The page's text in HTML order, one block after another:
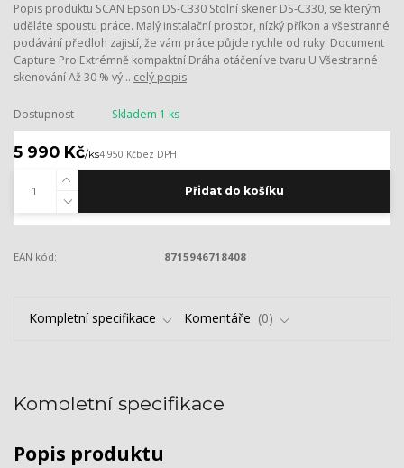
Popis produktu SCAN Epson DS-C330 Stolní skener DS-C330, se kterým
uděláte spoustu práce. Malý instalační prostor, nízký příkon a všestranné
podávání předloh zajistí, že vám práce půjde rychle od ruky. Document
Capture Pro Extrémně kompaktní Dráha otáčení ve tvaru U Všestranné
skenování Až 30 % vý... celý popis
Dostupnost Skladem 1 ks
5 990 Kč/ks4 950 Kčbez DPH
Přidat do košíku
EAN kód: 8715946718408
Kompletní specifikace Komentáře 0
Kompletní specifikace
Popis produktu